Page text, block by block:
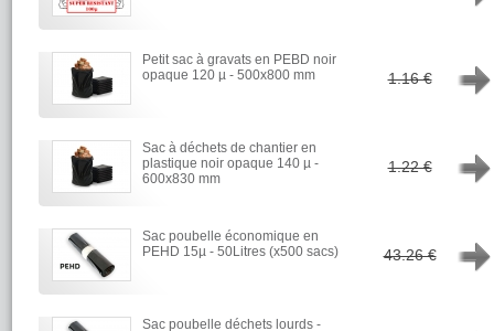
Petit sac à gravats en PEBD noir
opaque 120 µ - 500x800 mm
1.16 €
Sac à déchets de chantier en
plastique noir opaque 140 µ -
600x830 mm
1.22 €
Sac poubelle économique en
PEHD 15µ - 50Litres (x500 sacs)
43.26 €
Sac poubelle déchets lourds -